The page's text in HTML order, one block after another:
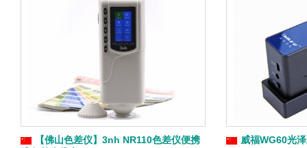
【佛山色差仪】3nh NR110色差仪便携
威福WG60光